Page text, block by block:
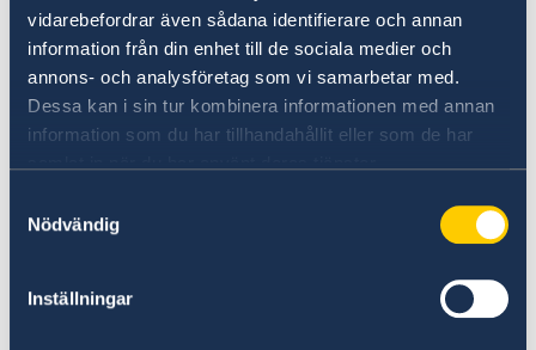
vidarebefordrar även sådana identifierare och annan
information från din enhet till de sociala medier och
annons- och analysföretag som vi samarbetar med.
Dessa kan i sin tur kombinera informationen med annan
information som du har tillhandahållit eller som de har
Nödvändig
Inställningar
avslutades projektet med en ceremoni i Vitrysslands
huvudstad Minsk, i vilken bland annat Vitrysslands
försvarsminister Andrei Ravkov och Sveriges
ambassadör till Vitryssland Christina Johannesson
deltog. Under ceremonin betonade Ambassadör
miljön, i Sverige såväl som internationellt, samt framhöll
Både försvarsminister Ravkov och OSSE:s biträdande